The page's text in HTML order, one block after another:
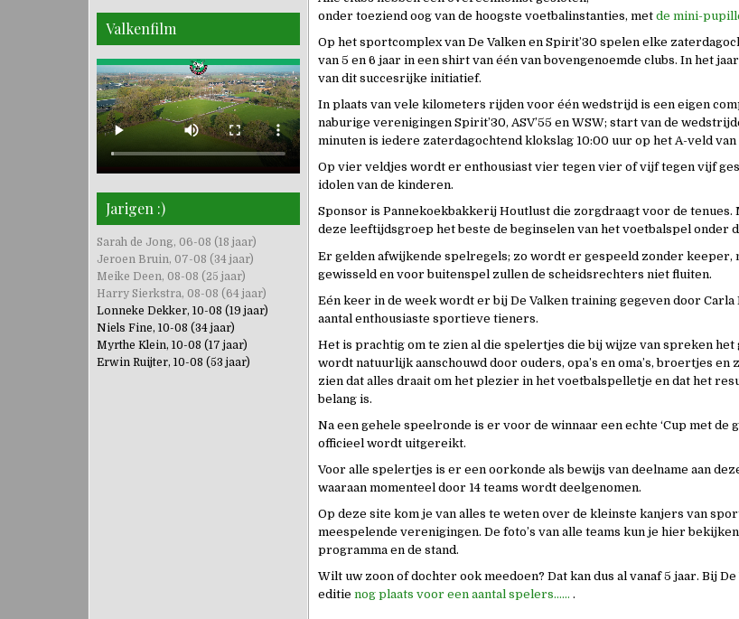
onder toeziend oog van de hoogste voetbalinstanties, met de mini-
Op het sportcomplex van De Valken en Spirit’30 spelen elke
van 5 en 6 jaar in een shirt van één van bovengenoemde clubs. In het
van dit succesrijke initiatief.
In plaats van vele kilometers rijden voor één wedstrijd is een eigen
naburige verenigingen Spirit’30, ASV’55 en WSW; start van de
minuten is iedere zaterdagochtend klokslag 10:00 uur op het A-veld van
Op vier veldjes wordt er enthousiast vier tegen vier of vijf tegen vijf
idolen van de kinderen.
Sponsor is Pannekoekbakkerij Houtlust die zorgdraagt voor de
deze leeftijdsgroep het beste de beginselen van het voetbalspel onder
Er gelden afwijkende spelregels; zo wordt er gespeeld zonder keeper,
gewisseld en voor buitenspel zullen de scheidsrechters niet fluiten.
Eén keer in de week wordt er bij De Valken training gegeven door Carla
aantal enthousiaste sportieve tieners.
Het is prachtig om te zien al die spelertjes die bij wijze van spreken het
wordt natuurlijk aanschouwd door ouders, opa’s en oma’s, broertjes en
zien dat alles draait om het plezier in het voetbalspelletje en dat het
belang is.
Na een gehele speelronde is er voor de winnaar een echte ‘Cup met de
officieel wordt uitgereikt.
Voor alle spelertjes is er een oorkonde als bewijs van deelname aan
waaraan momenteel door 14 teams wordt deelgenomen.
Op deze site kom je van alles te weten over de kleinste kanjers van
meespelende verenigingen. De foto’s van alle teams kun je hier
programma en de stand.
Wilt uw zoon of dochter ook meedoen? Dat kan dus al vanaf 5 jaar. Bij
editie nog plaats voor een aantal spelers…… .
Valkenfilm
Jarigen :)
Sarah de Jong, 06-08 (18 jaar)
Jeroen Bruin, 07-08 (34 jaar)
Meike Deen, 08-08 (25 jaar)
Harry Sierkstra, 08-08 (64 jaar)
Lonneke Dekker, 10-08 (19 jaar)
Niels Fine, 10-08 (34 jaar)
Myrthe Klein, 10-08 (17 jaar)
Erwin Ruijter, 10-08 (53 jaar)